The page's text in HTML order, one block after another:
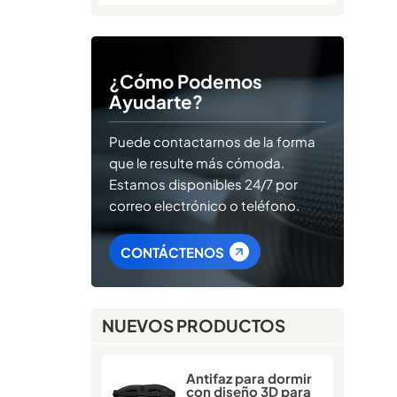
¿Cómo Podemos
Ayudarte?
Puede contactarnos de la forma
que le resulte más cómoda.
Estamos disponibles 24/7 por
correo electrónico o teléfono.
CONTÁCTENOS
NUEVOS PRODUCTOS
Antifaz para dormir
con diseño 3D para